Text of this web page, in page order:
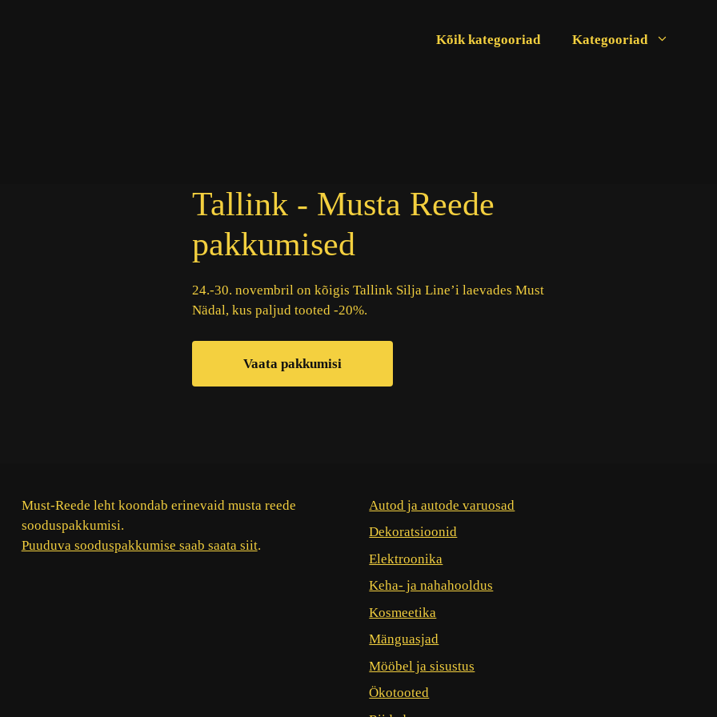
Kõik kategooriad Kategooriad
Tallink - Musta Reede
pakkumised
24.-30. novembril on kõigis Tallink Silja Line’i laevades Must
Nädal, kus paljud tooted -20%.
Vaata pakkumisi
Must-Reede leht koondab erinevaid musta reede
sooduspakkumisi.
Puuduva sooduspakkumise saab saata siit.
Autod ja autode varuosad
Dekoratsioonid
Elektroonika
Keha- ja nahahooldus
Kosmeetika
Mänguasjad
Mööbel ja sisustus
Ökotooted